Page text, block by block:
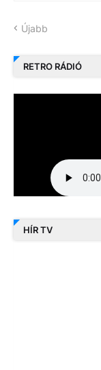
Újabb
RETRO RÁDIÓ
HÍR TV